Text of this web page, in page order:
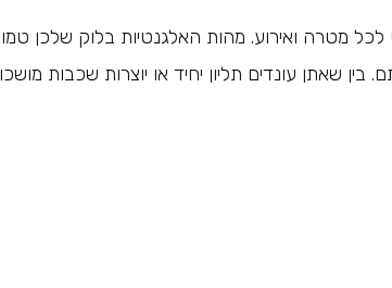
מטרה ואירוע. מהות האלגנטיות בלוק שלכן
בין שאתן עונדים תליון יחיד או יוצרות שכבות